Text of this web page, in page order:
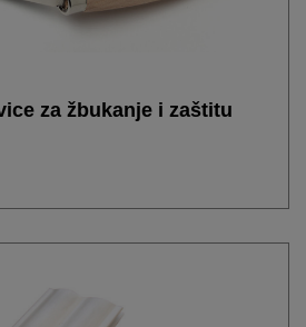
za žbukanje i zaštitu